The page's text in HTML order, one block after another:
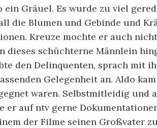
ein Gräuel. Es wurde zu viel
die Blumen und Gebinde und
Kreuze mochte er auch
dieses schüchterne Männlein
den Delinquenten, sprach mit
Gelegenheit an. Aldo
waren. Selbstmitleidig und
er auf ntv gerne
der Filme seinen Großvater